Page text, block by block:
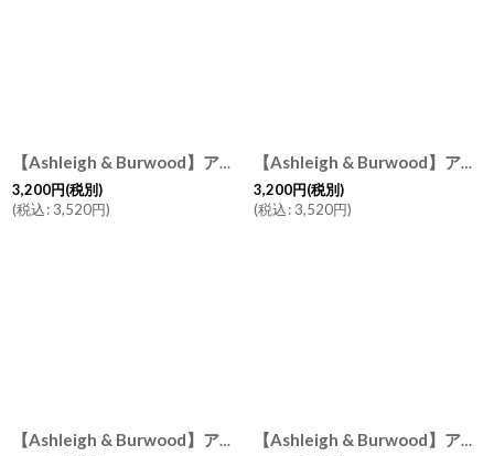
【Ashleigh & Burwood】アシュレイ＆バーウッド 消臭 フレグランスオイル ジャスミン＆チュベローズ 500ml Jasmin & Tuberose イギリス
3,200円(税別)
(税込: 3,520円)
【Ashleigh & Burwood】アシュレイ＆バーウッド フレグランスオイル ピンクグレープフルーツ PInk Grape fruits 500ml イギリス
3,200円(税別)
(税込: 3,520円)
【Ashleigh & Burwood】アシュレイ＆バーウッド 消臭 フレグランスオイル ニュートラル 無香 250ml Neutral フレグランスフリー イギリス製
【Ashleigh & Burwood】アシュレイ＆バーウッド 消臭 フレグランスオイル イザベラ 500ml Isabella イギリス製